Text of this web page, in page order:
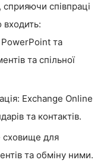
співпраці
входить:
PowerPoint та
та спільної
Exchange Online
та контактів.
сховище для
та обміну ними.